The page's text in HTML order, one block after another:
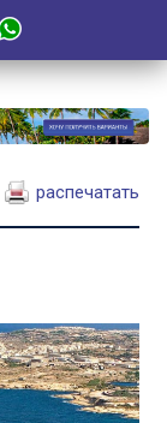
распечатать